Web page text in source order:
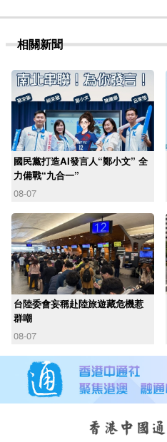
相關新聞
國民黨打造AI發言人“鄭小文” 全
力備戰“九合一”
08-07
台陸委會妄稱赴陸旅遊藏危機惹
群嘲
08-07